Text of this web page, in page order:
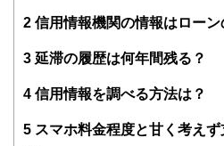
2 信用情報機関の情報はロー
3 延滞の履歴は何年間残る？
4 信用情報を調べる方法は？
5 スマホ料金程度と甘く考え